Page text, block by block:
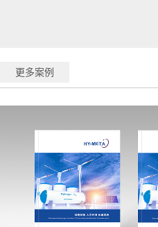
更多案例